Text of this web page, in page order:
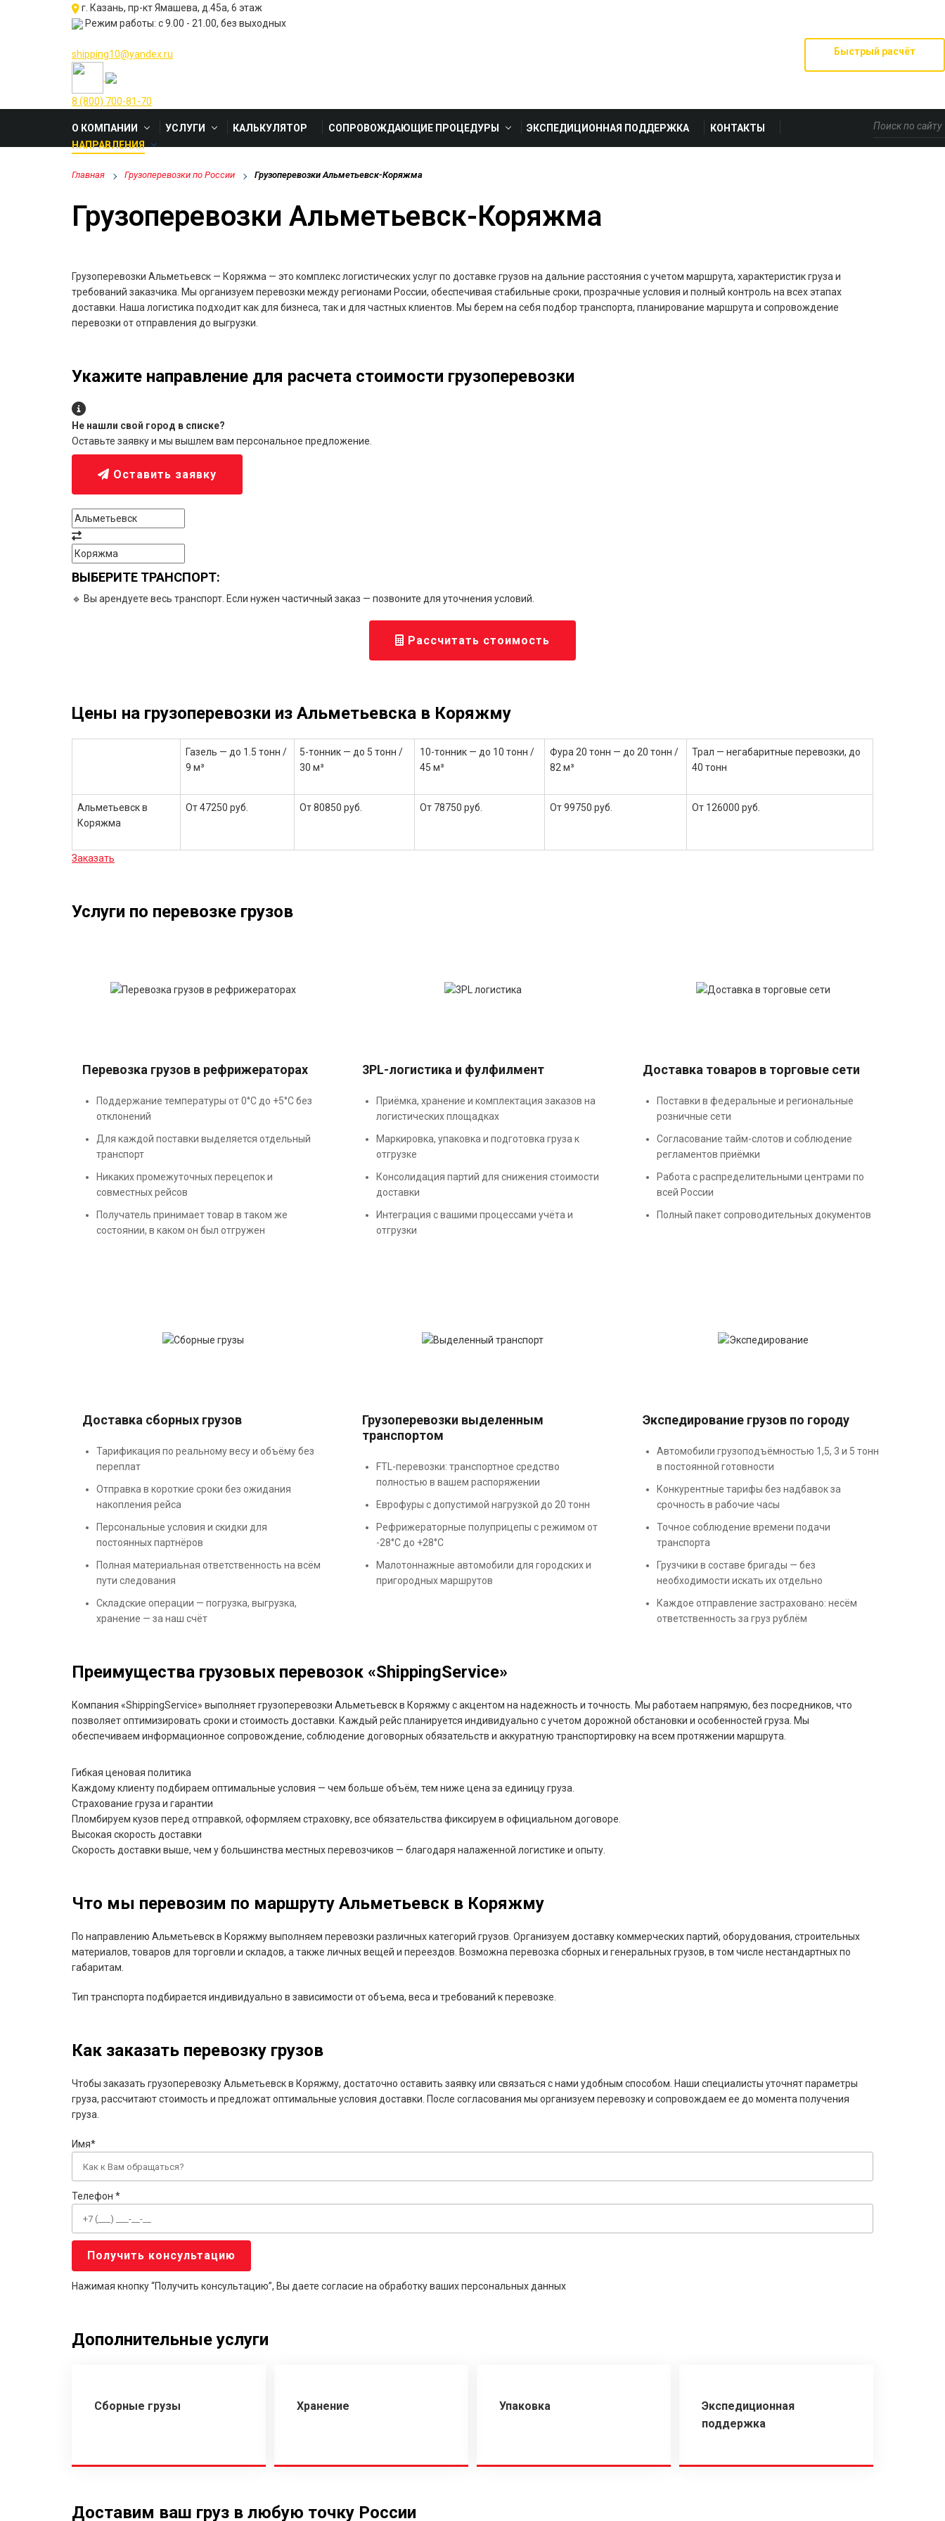
г. Казань, пр-кт Ямашева, д.45а, 6 этаж
Режим работы: с 9.00 - 21.00, без выходных
shipping10@yandex.ru
8 (800) 700-81-70
Быстрый расчёт
О КОМПАНИИ УСЛУГИ КАЛЬКУЛЯТОР СОПРОВОЖДАЮЩИЕ ПРОЦЕДУРЫ ЭКСПЕДИЦИОННАЯ ПОДДЕРЖКА
КОНТАКТЫ
НАПРАВЛЕНИЯ
Главная Грузоперевозки по России Грузоперевозки Альметьевск-Коряжма
Грузоперевозки Альметьевск-Коряжма
Грузоперевозки Альметьевск — Коряжма — это комплекс логистических услуг по доставке грузов на дальние расстояния с учетом маршрута, характеристик груза и
требований заказчика. Мы организуем перевозки между регионами России, обеспечивая стабильные сроки, прозрачные условия и полный контроль на всех этапах
доставки. Наша логистика подходит как для бизнеса, так и для частных клиентов. Мы берем на себя подбор транспорта, планирование маршрута и сопровождение
перевозки от отправления до выгрузки.
Укажите направление для расчета стоимости грузоперевозки
Не нашли свой город в списке?
Оставьте заявку и мы вышлем вам персональное предложение.
Оставить заявку
ВЫБЕРИТЕ ТРАНСПОРТ:
🔹 Вы арендуете весь транспорт. Если нужен частичный заказ — позвоните для уточнения условий.
Рассчитать стоимость
Цены на грузоперевозки из Альметьевска в Коряжму
Газель — до 1.5 тонн /
9 м³
5-тонник — до 5 тонн /
30 м³
10-тонник — до 10 тонн /
45 м³
Фура 20 тонн — до 20 тонн /
82 м³
Трал — негабаритные перевозки, до
40 тонн
Альметьевск в
Коряжма
От 47250 руб. От 80850 руб. От 78750 руб. От 99750 руб. От 126000 руб.
Заказать
Услуги по перевозке грузов
Перевозка грузов в рефрижераторах
Поддержание температуры от 0°С до +5°С без
отклонений
Для каждой поставки выделяется отдельный
транспорт
Никаких промежуточных перецепок и
совместных рейсов
Получатель принимает товар в таком же
состоянии, в каком он был отгружен
3PL-логистика и фулфилмент
Приёмка, хранение и комплектация заказов на
логистических площадках
Маркировка, упаковка и подготовка груза к
отгрузке
Консолидация партий для снижения стоимости
доставки
Интеграция с вашими процессами учёта и
отгрузки
Доставка товаров в торговые сети
Поставки в федеральные и региональные
розничные сети
Согласование тайм-слотов и соблюдение
регламентов приёмки
Работа с распределительными центрами по
всей России
Полный пакет сопроводительных документов
Доставка сборных грузов
Тарификация по реальному весу и объёму без
переплат
Отправка в короткие сроки без ожидания
накопления рейса
Персональные условия и скидки для
постоянных партнёров
Полная материальная ответственность на всём
пути следования
Складские операции — погрузка, выгрузка,
хранение — за наш счёт
Грузоперевозки выделенным
транспортом
FTL-перевозки: транспортное средство
полностью в вашем распоряжении
Еврофуры с допустимой нагрузкой до 20 тонн
Рефрижераторные полуприцепы с режимом от
-28°С до +28°С
Малотоннажные автомобили для городских и
пригородных маршрутов
Экспедирование грузов по городу
Автомобили грузоподъёмностью 1,5, 3 и 5 тонн
в постоянной готовности
Конкурентные тарифы без надбавок за
срочность в рабочие часы
Точное соблюдение времени подачи
транспорта
Грузчики в составе бригады — без
необходимости искать их отдельно
Каждое отправление застраховано: несём
ответственность за груз рублём
Преимущества грузовых перевозок «ShippingService»
Компания «ShippingService» выполняет грузоперевозки Альметьевск в Коряжму с акцентом на надежность и точность. Мы работаем напрямую, без посредников, что
позволяет оптимизировать сроки и стоимость доставки. Каждый рейс планируется индивидуально с учетом дорожной обстановки и особенностей груза. Мы
обеспечиваем информационное сопровождение, соблюдение договорных обязательств и аккуратную транспортировку на всем протяжении маршрута.
Гибкая ценовая политика
Каждому клиенту подбираем оптимальные условия — чем больше объём, тем ниже цена за единицу груза.
Страхование груза и гарантии
Пломбируем кузов перед отправкой, оформляем страховку, все обязательства фиксируем в официальном договоре.
Высокая скорость доставки
Скорость доставки выше, чем у большинства местных перевозчиков — благодаря налаженной логистике и опыту.
Что мы перевозим по маршруту Альметьевск в Коряжму
По направлению Альметьевск в Коряжму выполняем перевозки различных категорий грузов. Организуем доставку коммерческих партий, оборудования, строительных
материалов, товаров для торговли и складов, а также личных вещей и переездов. Возможна перевозка сборных и генеральных грузов, в том числе нестандартных по
габаритам.
Тип транспорта подбирается индивидуально в зависимости от объема, веса и требований к перевозке.
Как заказать перевозку грузов
Чтобы заказать грузоперевозку Альметьевск в Коряжму, достаточно оставить заявку или связаться с нами удобным способом. Наши специалисты уточнят параметры
груза, рассчитают стоимость и предложат оптимальные условия доставки. После согласования мы организуем перевозку и сопровождаем ее до момента получения
груза.
Имя*
Телефон *
Нажимая кнопку “Получить консультацию”, Вы даете согласие на обработку ваших персональных данных
Дополнительные услуги
Сборные грузы Хранение Упаковка
Экспедиционная
поддержка
Доставим ваш груз в любую точку России